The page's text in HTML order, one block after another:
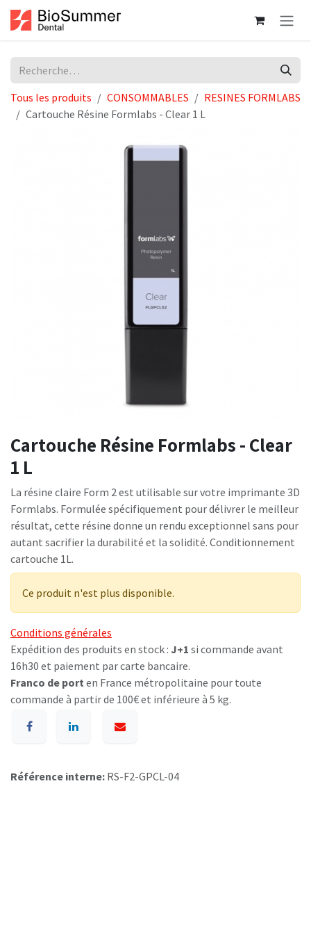
Se rendre au contenu
Tous les produits CONSOMMABLES
RESINES FORMLABS
Cartouche Résine Formlabs - Clear 1 L
Cartouche Résine Formlabs - Clear
1 L
La résine claire Form 2 est utilisable sur votre imprimante 3D
Formlabs. Formulée spécifiquement pour délivrer le meilleur
résultat, cette résine donne un rendu exceptionnel sans pour
autant sacrifier la durabilité et la solidité. Conditionnement
cartouche 1L.
Ce produit n'est plus disponible.
Conditions générales
Expédition des produits en stock : J+1 si commande avant
16h30 et paiement par carte bancaire.
Franco de port en France métropolitaine pour toute
commande à partir de 100€ et inférieure à 5 kg.
Référence interne: RS-F2-GPCL-04